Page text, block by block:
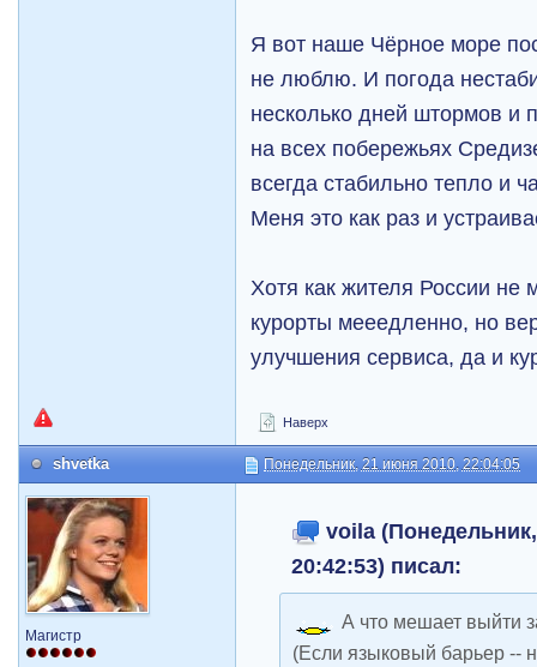
Я вот наше Чёрное море
не люблю. И погода
несколько дней штормов и
на всех побережьях
всегда стабильно тепло и
Меня это как раз и
Хотя как жителя России не
курорты мееедленно, но
улучшения сервиса, да и
Наверх
shvetka Понедельник, 21 июня 2010, 22:04:05
Магистр
voila
20:42:53) писал:
А что мешает выйти
(Если языковый барьер --